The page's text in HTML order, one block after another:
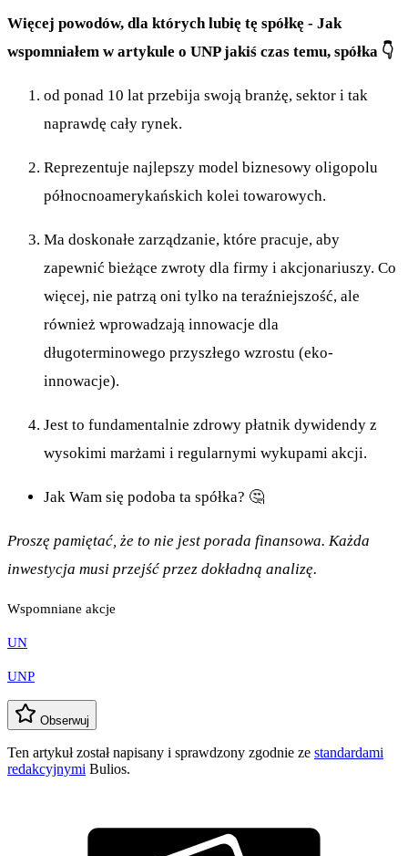
Więcej powodów, dla których lubię tę spółkę - Jak
wspomniałem w artykule o UNP jakiś czas temu, spółka 👇
od ponad 10 lat przebija swoją branżę, sektor i tak
naprawdę cały rynek.
Reprezentuje najlepszy model biznesowy oligopolu
północnoamerykańskich kolei towarowych.
Ma doskonałe zarządzanie, które pracuje, aby
zapewnić bieżące zwroty dla firmy i akcjonariuszy. Co
więcej, nie patrzą oni tylko na teraźniejszość, ale
również wprowadzają innowacje dla
długoterminowego przyszłego wzrostu (eko-
innowacje).
Jest to fundamentalnie zdrowy płatnik dywidendy z
wysokimi marżami i regularnymi wykupami akcji.
Jak Wam się podoba ta spółka? 🤔
Proszę pamiętać, że to nie jest porada finansowa. Każda
inwestycja musi przejść przez dokładną analizę.
Wspomniane akcje
UN
UNP
Obserwuj
Ten artykuł został napisany i sprawdzony zgodnie ze standardami
redakcyjnymi Bulios.